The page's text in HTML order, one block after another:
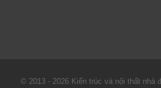
© 2013 - 2026 Kiến trúc và nội thất nhà